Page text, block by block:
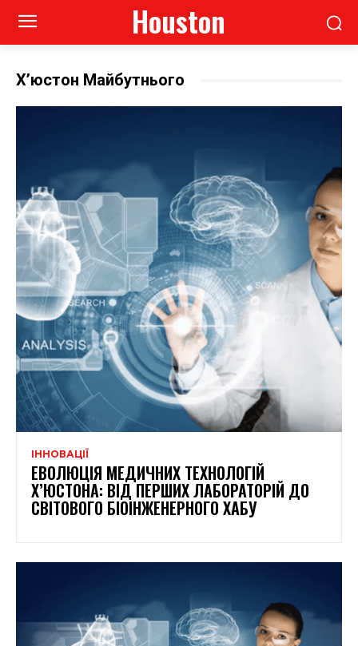
Houston
Х’юстон Майбутнього
ІННОВАЦІЇ
ЕВОЛЮЦІЯ МЕДИЧНИХ ТЕХНОЛОГІЙ
Х’ЮСТОНА: ВІД ПЕРШИХ ЛАБОРАТОРІЙ ДО
СВІТОВОГО БІОІНЖЕНЕРНОГО ХАБУ